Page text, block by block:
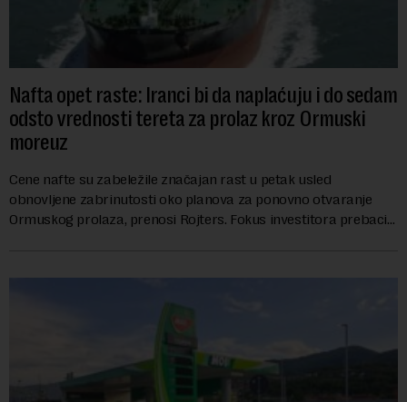
Nafta opet raste: Iranci bi da naplaćuju i do sedam
odsto vrednosti tereta za prolaz kroz Ormuski
moreuz
Cene nafte su zabeležile značajan rast u petak usled
obnovljene zabrinutosti oko planova za ponovno otvaranje
Ormuskog prolaza, prenosi Rojters. Fokus investitora prebacio